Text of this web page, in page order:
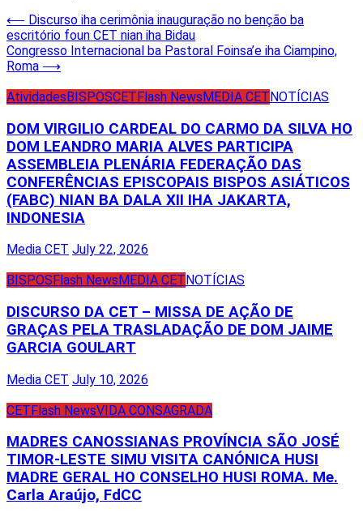
Post
navigation
⟵ Discurso iha cerimônia inauguração no benção ba
escritório foun CET nian iha Bidau
Congresso Internacional ba Pastoral Foinsa’e iha Ciampino,
Roma ⟶
AtividadesBISPOSCETFlash NewsMEDIA CETNOTÍCIAS
DOM VIRGILIO CARDEAL DO CARMO DA SILVA HO
DOM LEANDRO MARIA ALVES PARTICIPA
ASSEMBLEIA PLENÁRIA FEDERAÇÃO DAS
CONFERÊNCIAS EPISCOPAIS BISPOS ASIÁTICOS
(FABC) NIAN BA DALA XII IHA JAKARTA,
INDONESIA
Media CET July 22, 2026
BISPOS Flash News MEDIA CET NOTÍCIAS
DISCURSO DA CET – MISSA DE AÇÃO DE
GRAÇAS PELA TRASLADAÇÃO DE DOM JAIME
GARCIA GOULART
Media CET July 10, 2026
CETFlash NewsVIDA CONSAGRADA
MADRES CANOSSIANAS PROVÍNCIA SÃO JOSÉ
TIMOR-LESTE SIMU VISITA CANÓNICA HUSI
MADRE GERAL HO CONSELHO HUSI ROMA. Me.
Carla Araújo, FdCC